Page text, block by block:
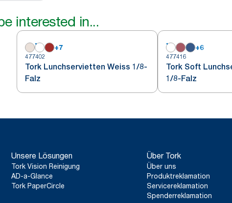
interested in...
+7
477402
Tork Lunchservietten Weiss 1/8-
Falz
+6
477416
Tork Soft
1/8-Falz
Unsere Lösungen
Tork Vision Reinigung
AD-a-Glance
Tork PaperCircle
Über Tork
Über uns
Produktreklamation
Servicereklamation
Spenderreklamation